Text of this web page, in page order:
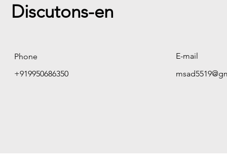
Discutons-en
Phone
+919950686350
E-mail